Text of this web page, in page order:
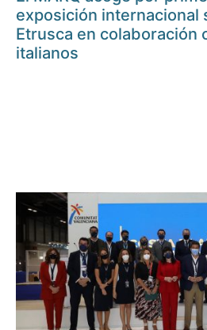
exposición internacional
Etrusca en colaboración
italianos